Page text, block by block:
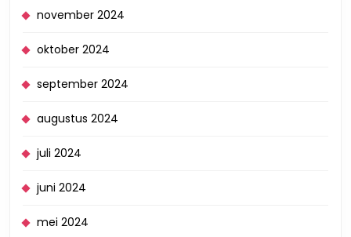
november 2024
oktober 2024
september 2024
augustus 2024
juli 2024
juni 2024
mei 2024